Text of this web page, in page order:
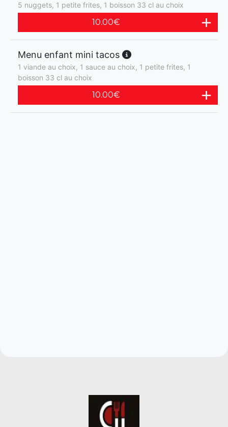
5 nuggets, 1 petite frites, 1 boisson 33 cl au choix
10.00€
Menu enfant mini tacos
1 viande au choix, 1 sauce au choix, 1 petite frites, 1
boisson 33 cl au choix
10.00€